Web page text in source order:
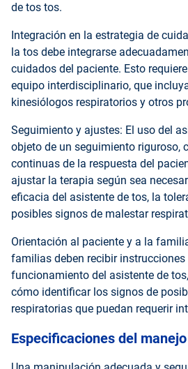
de tos tos.
Integración en la estrategia de
la tos debe integrarse
cuidados del paciente. Esto
equipo interdisciplinario, que
kinesiólogos respiratorios y otros
Seguimiento y ajustes: El uso del
objeto de un seguimiento riguroso,
continuas de la respuesta del
ajustar la terapia según sea
eficacia del asistente de tos, la
posibles signos de malestar
Orientación al paciente y a la
familias deben recibir
funcionamiento del asistente de
cómo identificar los signos de
respiratorias que puedan requerir
Especificaciones del